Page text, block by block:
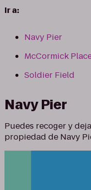
Ir a:
Navy Pier
McCormick
Soldier Field
Navy Pier
Puedes recoger y
propiedad de Navy